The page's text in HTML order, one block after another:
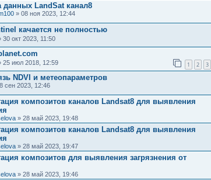
данных LandSat канал8
» 08 ноя 2023, 12:44
качается не полностью
30 окт 2023, 11:50
25 июл 2018, 12:59 1 2 3
NDVI и метеопараметров
сен 2023, 12:46
композитов каналов Landsat8 для выявления
» 28 май 2023, 19:48
композитов каналов Landsat8 для выявления
» 28 май 2023, 19:47
композитов для выявления загрязнения от
» 28 май 2023, 19:46